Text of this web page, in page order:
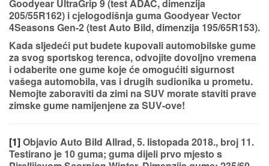
Goodyear UltraGrip 9 (test ADAC, dimenzija
205/55R162) i cjelogodišnja guma Goodyear Vector
4Seasons Gen-2 (test Auto Bild, dimenzija 195/65R153).
Kada sljedeći put budete kupovali automobilske gume
za svog sportskog terenca, odvojite dovoljno vremena
i odaberite one gume koje će omogućiti sigurnost
vašega automobila, vas i drugih sudionika u prometu.
Nemojte zaboraviti da zimi na SUV morate staviti prave
zimske gume namijenjene za SUV-ove!
[1]Objavio Auto Bild Allrad, 5. listopada 2018., broj 11.
Testirano je 10 guma; guma dijeli prvo mjesto s